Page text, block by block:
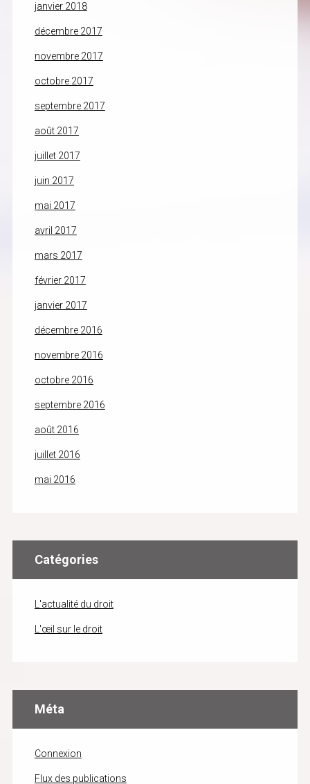
janvier 2018
décembre 2017
novembre 2017
octobre 2017
septembre 2017
août 2017
juillet 2017
juin 2017
mai 2017
avril 2017
mars 2017
février 2017
janvier 2017
décembre 2016
novembre 2016
octobre 2016
septembre 2016
août 2016
juillet 2016
mai 2016
Catégories
L'actualité du droit
L'œil sur le droit
Méta
Connexion
Flux des publications